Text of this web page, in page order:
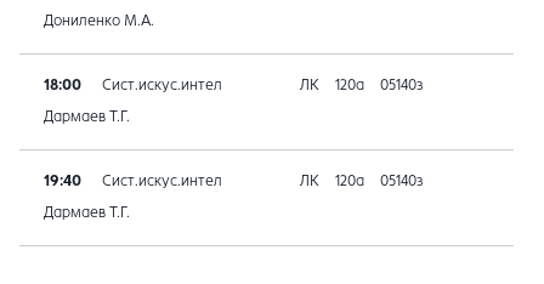
Дониленко М.А.
18:00 Сист.искус.интел ЛК 120а 05140з
Дармаев Т.Г.
19:40 Сист.искус.интел ЛК 120а 05140з
Дармаев Т.Г.